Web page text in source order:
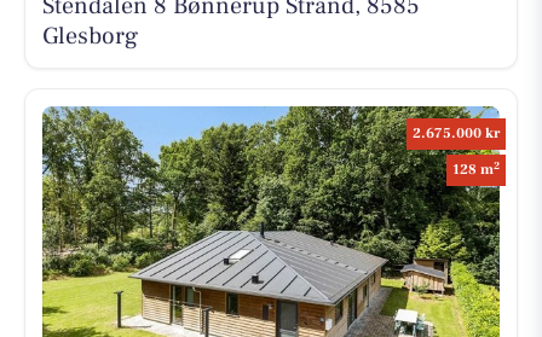
Glesborg
2.675.000 kr
128 m2